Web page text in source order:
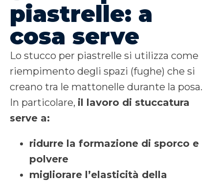
piastrelle: a
cosa serve
Lo stucco per piastrelle si utilizza come
riempimento degli spazi (fughe) che si
creano tra le mattonelle durante la posa.
In particolare, il lavoro di stuccatura
serve a:
ridurre la formazione di sporco e
polvere
migliorare l’elasticità della